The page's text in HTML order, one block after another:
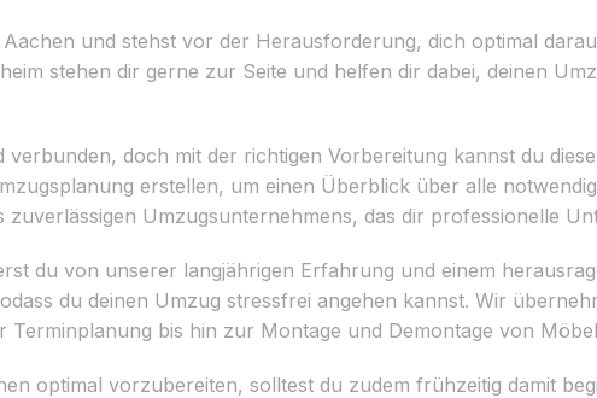
und stehst vor der Herausforderung, dich optimal
stehen dir gerne zur Seite und helfen dir dabei, deinen
doch mit der richtigen Vorbereitung kannst du
erstellen, um einen Überblick über alle
zuverlässigen Umzugsunternehmens, das dir professionelle
du von unserer langjährigen Erfahrung und einem
du deinen Umzug stressfrei angehen kannst. Wir
bis hin zur Montage und Demontage von
optimal vorzubereiten, solltest du zudem frühzeitig damit